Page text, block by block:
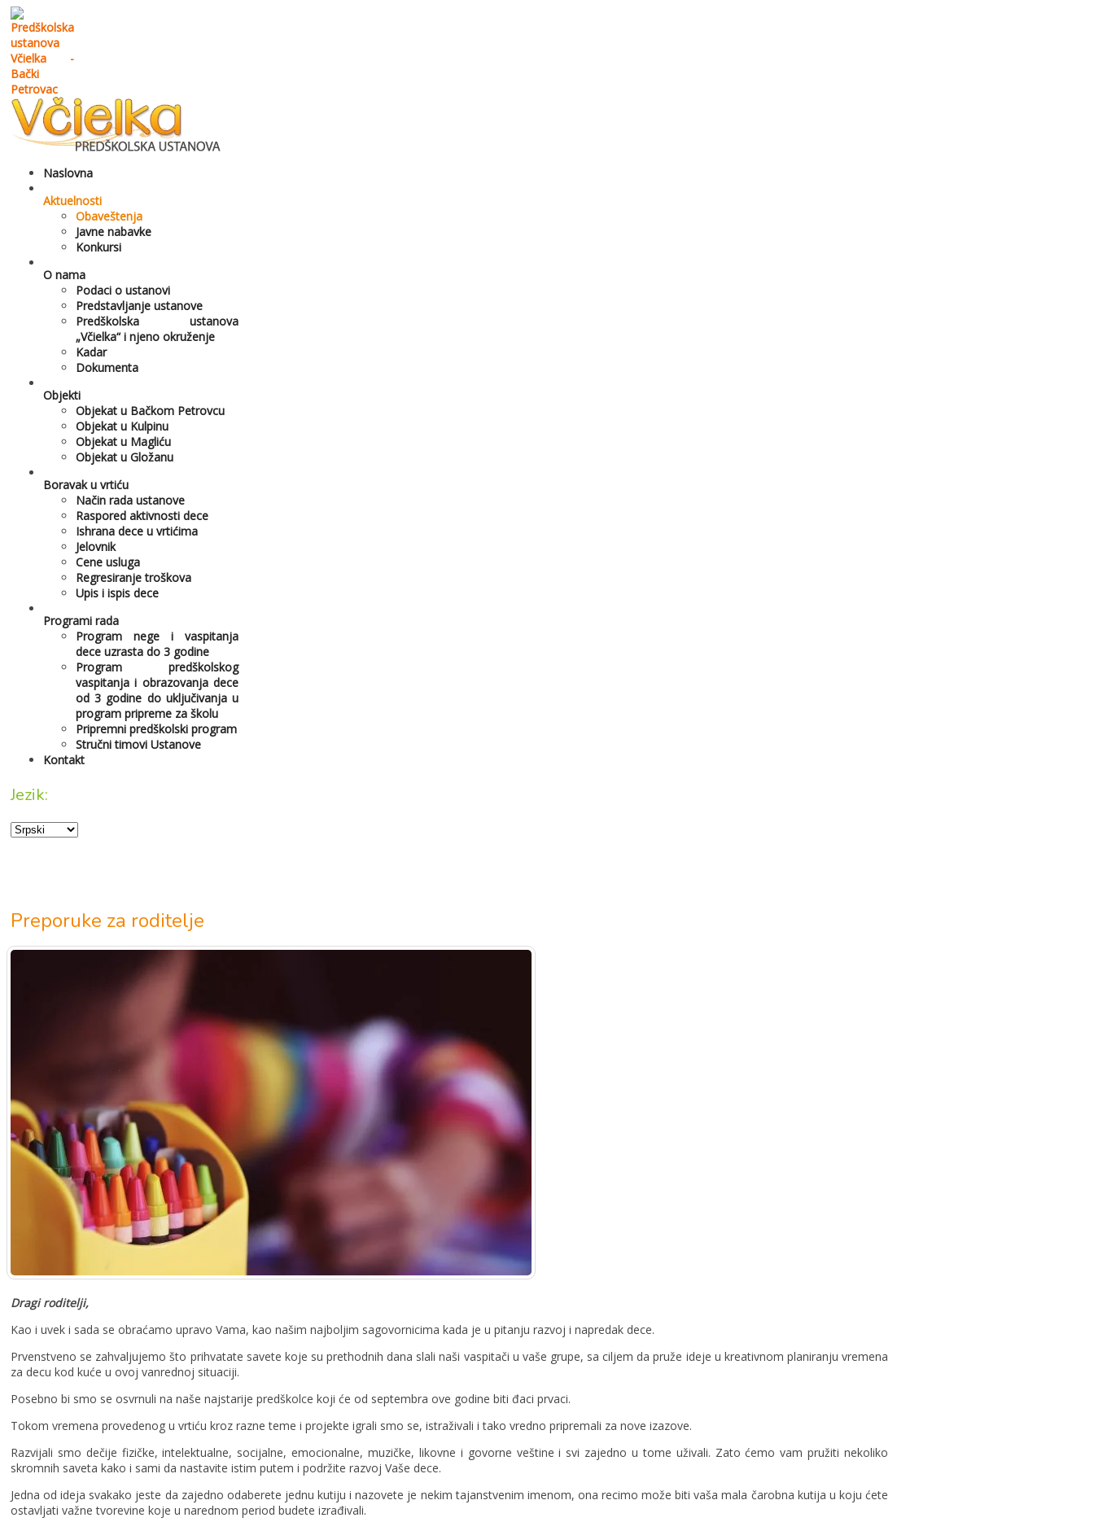
Naslovna
Aktuelnosti
Obaveštenja
Javne nabavke
Konkursi
O nama
Podaci o ustanovi
Predstavljanje ustanove
Predškolska ustanova
„Včielka“ i njeno okruženje
Kadar
Dokumenta
Objekti
Objekat u Bačkom Petrovcu
Objekat u Kulpinu
Objekat u Magliću
Objekat u Gložanu
Boravak u vrtiću
Način rada ustanove
Raspored aktivnosti dece
Ishrana dece u vrtićima
Jelovnik
Cene usluga
Regresiranje troškova
Upis i ispis dece
Programi rada
Program nege i vaspitanja
dece uzrasta do 3 godine
Program predškolskog
vaspitanja i obrazovanja dece
od 3 godine do uključivanja u
program pripreme za školu
Pripremni predškolski program
Stručni timovi Ustanove
Kontakt
Jezik:
Preporuke za roditelje
Dragi roditelji,
Kao i uvek i sada se obraćamo upravo Vama, kao našim najboljim sagovornicima kada je u pitanju razvoj i napredak dece.
Prvenstveno se zahvaljujemo što prihvatate savete koje su prethodnih dana slali naši vaspitači u vaše grupe, sa ciljem da pruže ideje u kreativnom planiranju vremena
za decu kod kuće u ovoj vanrednoj situaciji.
Posebno bi smo se osvrnuli na naše najstarije predškolce koji će od septembra ove godine biti đaci prvaci.
Tokom vremena provedenog u vrtiću kroz razne teme i projekte igrali smo se, istraživali i tako vredno pripremali za nove izazove.
Razvijali smo dečije fizičke, intelektualne, socijalne, emocionalne, muzičke, likovne i govorne veštine i svi zajedno u tome uživali. Zato ćemo vam pružiti nekoliko
skromnih saveta kako i sami da nastavite istim putem i podržite razvoj Vaše dece.
Jedna od ideja svakako jeste da zajedno odaberete jednu kutiju i nazovete je nekim tajanstvenim imenom, ona recimo može biti vaša mala čarobna kutija u koju ćete
ostavljati važne tvorevine koje u narednom period budete izrađivali.